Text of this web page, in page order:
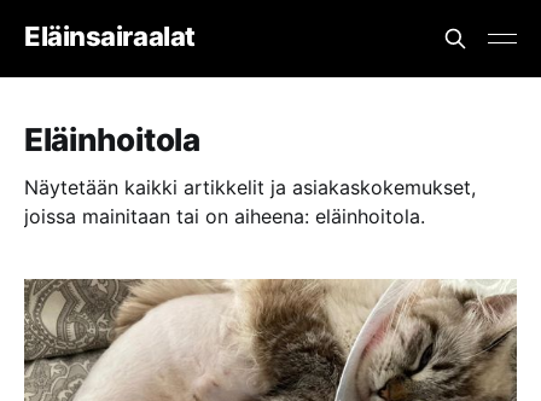
Eläinsairaalat
Eläinhoitola
Näytetään kaikki artikkelit ja asiakaskokemukset,
joissa mainitaan tai on aiheena: eläinhoitola.